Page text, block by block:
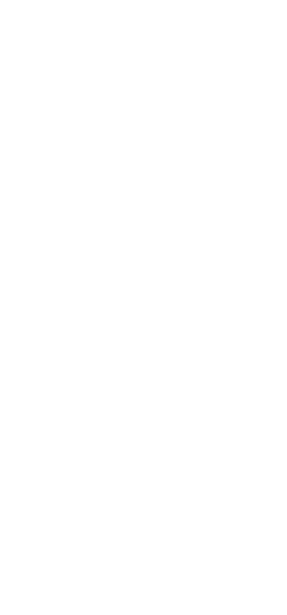
consecutivo
Brasileirão sem
primeiras rodadas